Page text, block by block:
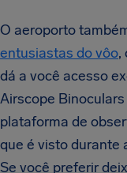
O aeroporto
entusiastas do vôo,
dá a você acesso
Airscope
plataforma de
que é visto durante
Se você preferir